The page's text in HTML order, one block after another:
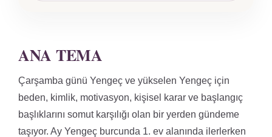
ANA TEMA
Çarşamba günü Yengeç ve yükselen Yengeç için
beden, kimlik, motivasyon, kişisel karar ve başlangıç
başlıklarını somut karşılığı olan bir yerden gündeme
taşıyor. Ay Yengeç burcunda 1. ev alanında ilerlerken